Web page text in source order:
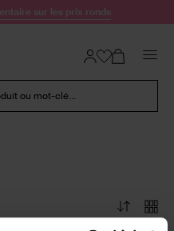
sur les prix ronds
ou mot-clé...